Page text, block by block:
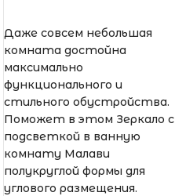
Даже совсем небольшая
комната достойна
максимально
функционального и
стильного обустройства.
Поможет в этом Зеркало с
подсветкой в ванную
комнату Малави
полукруглой формы для
углового размещения.